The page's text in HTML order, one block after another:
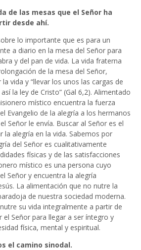
de las mesas que el Señor ha
desde ahí.
lo importante que es para un
a diario en la mesa del Señor para
y del pan de vida. La vida fraterna
de la mesa del Señor,
vida y “llevar los unos las cargas de
la ley de Cristo” (Gal 6,2). Alimentado
místico encuentra la fuerza
Evangelio de la alegría a los hermanos
Señor le envía. Buscar al Señor es el
la alegría en la vida. Sabemos por
del Señor es cualitativamente
físicas y de las satisfacciones
místico es una persona cuyo
Señor y encuentra la alegría
La alimentación que no nutre la
de nuestra sociedad moderna.
su vida integralmente a partir de
el Señor para llegar a ser íntegro y
física, mental y espiritual.
el camino sinodal.